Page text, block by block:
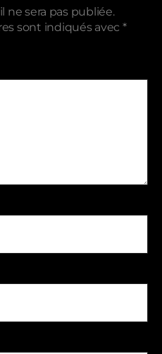
ne sera pas publiée.
sont indiqués avec *